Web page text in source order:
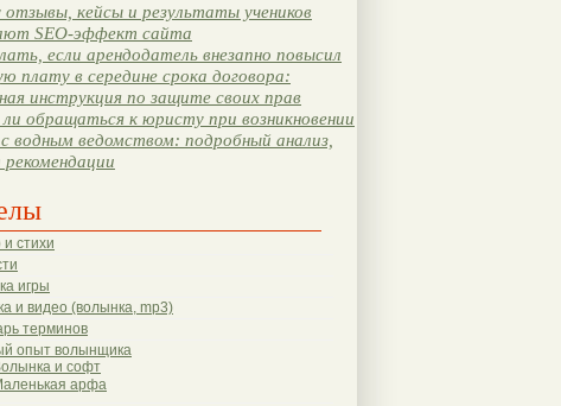
отзывы, кейсы и результаты учеников
SEO-эффект сайта
если арендодатель внезапно повысил
плату в середине срока договора:
инструкция по защите своих прав
обращаться к юристу при возникновении
водным ведомством: подробный анализ,
рекомендации
стихи
игры
и видео (волынка, mp3)
терминов
опыт волынщика
и софт
арфа